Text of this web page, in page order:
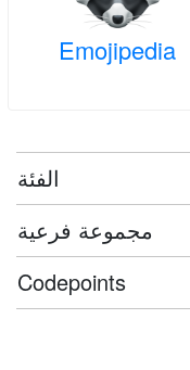
Emojipedia
الفئة
مجموعة فرعية
Codepoints